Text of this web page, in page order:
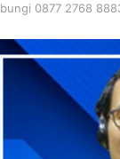
0877 2768